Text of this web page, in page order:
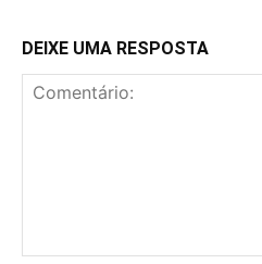
DEIXE UMA RESPOSTA